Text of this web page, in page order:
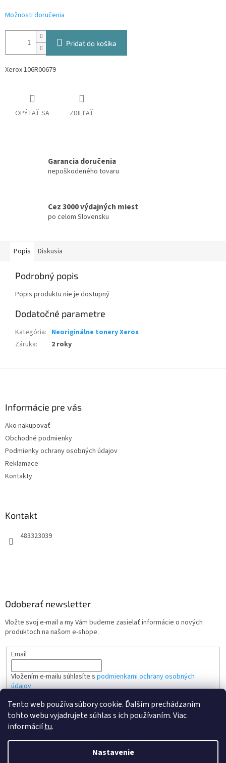
Tento web používa súbory cookie. Ďalším prechádzaním
tohto webu vyjadrujete súhlas s ich používaním. Viac
informáciítu.
Nastavenie
Možnosti doručenia
Pridať do košíka
Xerox 106R00679
OPÝTAŤ SA ZDIEĽAŤ
Garancia doručenia
nepoškodeného tovaru
Cez 3000 výdajných miest
po celom Slovensku
Popis Diskusia
Podrobný popis
Popis produktu nie je dostupný
Dodatočné parametre
Kategória: Neoriginálne tonery Xerox
Záruka: 2 roky
Informácie pre vás
Ako nakupovať
Obchodné podmienky
Podmienky ochrany osobných údajov
Reklamace
Kontakty
Kontakt
483323039
Odoberať newsletter
Vložte svoj e-mail a my Vám budeme zasielať informácie o nových
produktoch na našom e-shope.
Email
Vložením e-mailu súhlasíte s podmienkami ochrany osobných
údajov
PRIHLÁSIŤ SA
Vytvoril Shoptet